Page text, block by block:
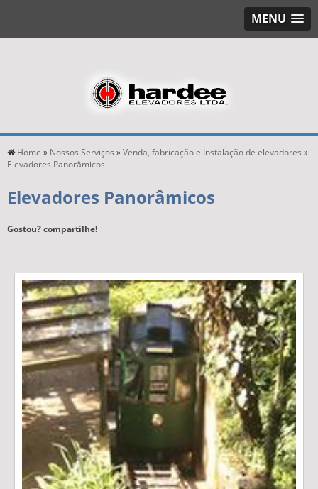
MENU
Home » Nossos Serviços »Venda, fabricação e Instalação de elevadores »
Elevadores Panorâmicos
Elevadores Panorâmicos
Gostou? compartilhe!